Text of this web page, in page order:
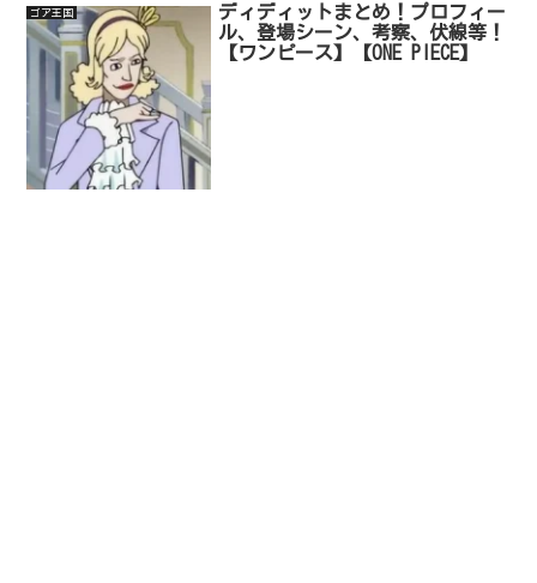
ゴア王国
ディディットまとめ！プロフィー
ル、登場シーン、考察、伏線等！
【ワンピース】【ONE PIECE】